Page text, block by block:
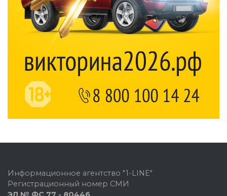
Информационное агентство "1-LINE"
Регистрационный номер СМИ